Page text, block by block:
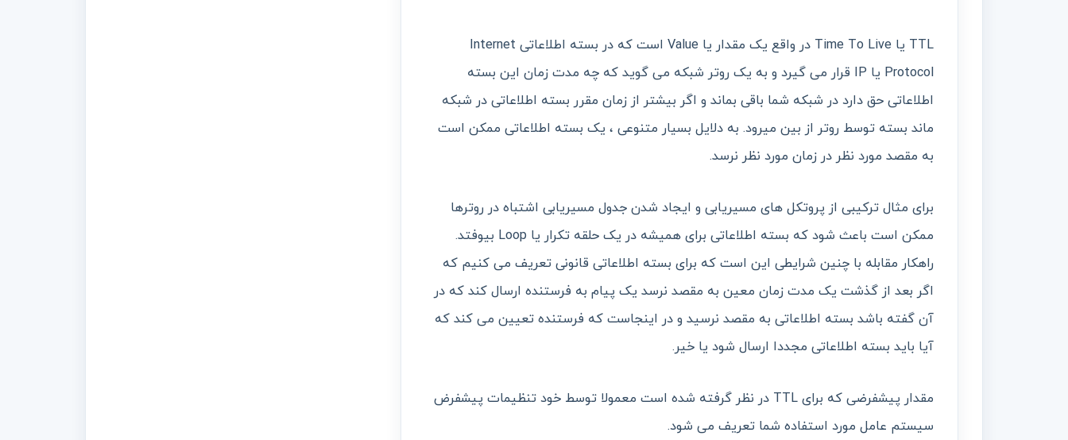
TTL یا Time To Live در واقع یک مقدار یا Value است که در بسته اطلاعاتی Internet
Protocol یا IP قرار می گیرد و به یک روتر شبکه می گوید که چه مدت زمان این بسته
اطلاعاتی حق دارد در شبکه شما باقی بماند و اگر بیشتر از زمان مقرر بسته اطلاعاتی در شبکه
ماند بسته توسط روتر از بین میرود. به دلایل بسیار متنوعی ، یک بسته اطلاعاتی ممکن است
به مقصد مورد نظر در زمان مورد نظر نرسد.
برای مثال ترکیبی از پروتکل های مسیریابی و ایجاد شدن جدول مسیریابی اشتباه در روترها
ممکن است باعث شود که بسته اطلاعاتی برای همیشه در یک حلقه تکرار یا Loop بیوفتد.
راهکار مقابله با چنین شرایطی این است که برای بسته اطلاعاتی قانونی تعریف می کنیم که
اگر بعد از گذشت یک مدت زمان معین به مقصد نرسد یک پیام به فرستنده ارسال کند که در
آن گفته باشد بسته اطلاعاتی به مقصد نرسید و در اینجاست که فرستنده تعیین می کند که
آیا باید بسته اطلاعاتی مجددا ارسال شود یا خیر.
مقدار پیشفرضی که برای TTL در نظر گرفته شده است معمولا توسط خود تنظیمات پیشفرض
سیستم عامل مورد استفاده شما تعریف می شود.